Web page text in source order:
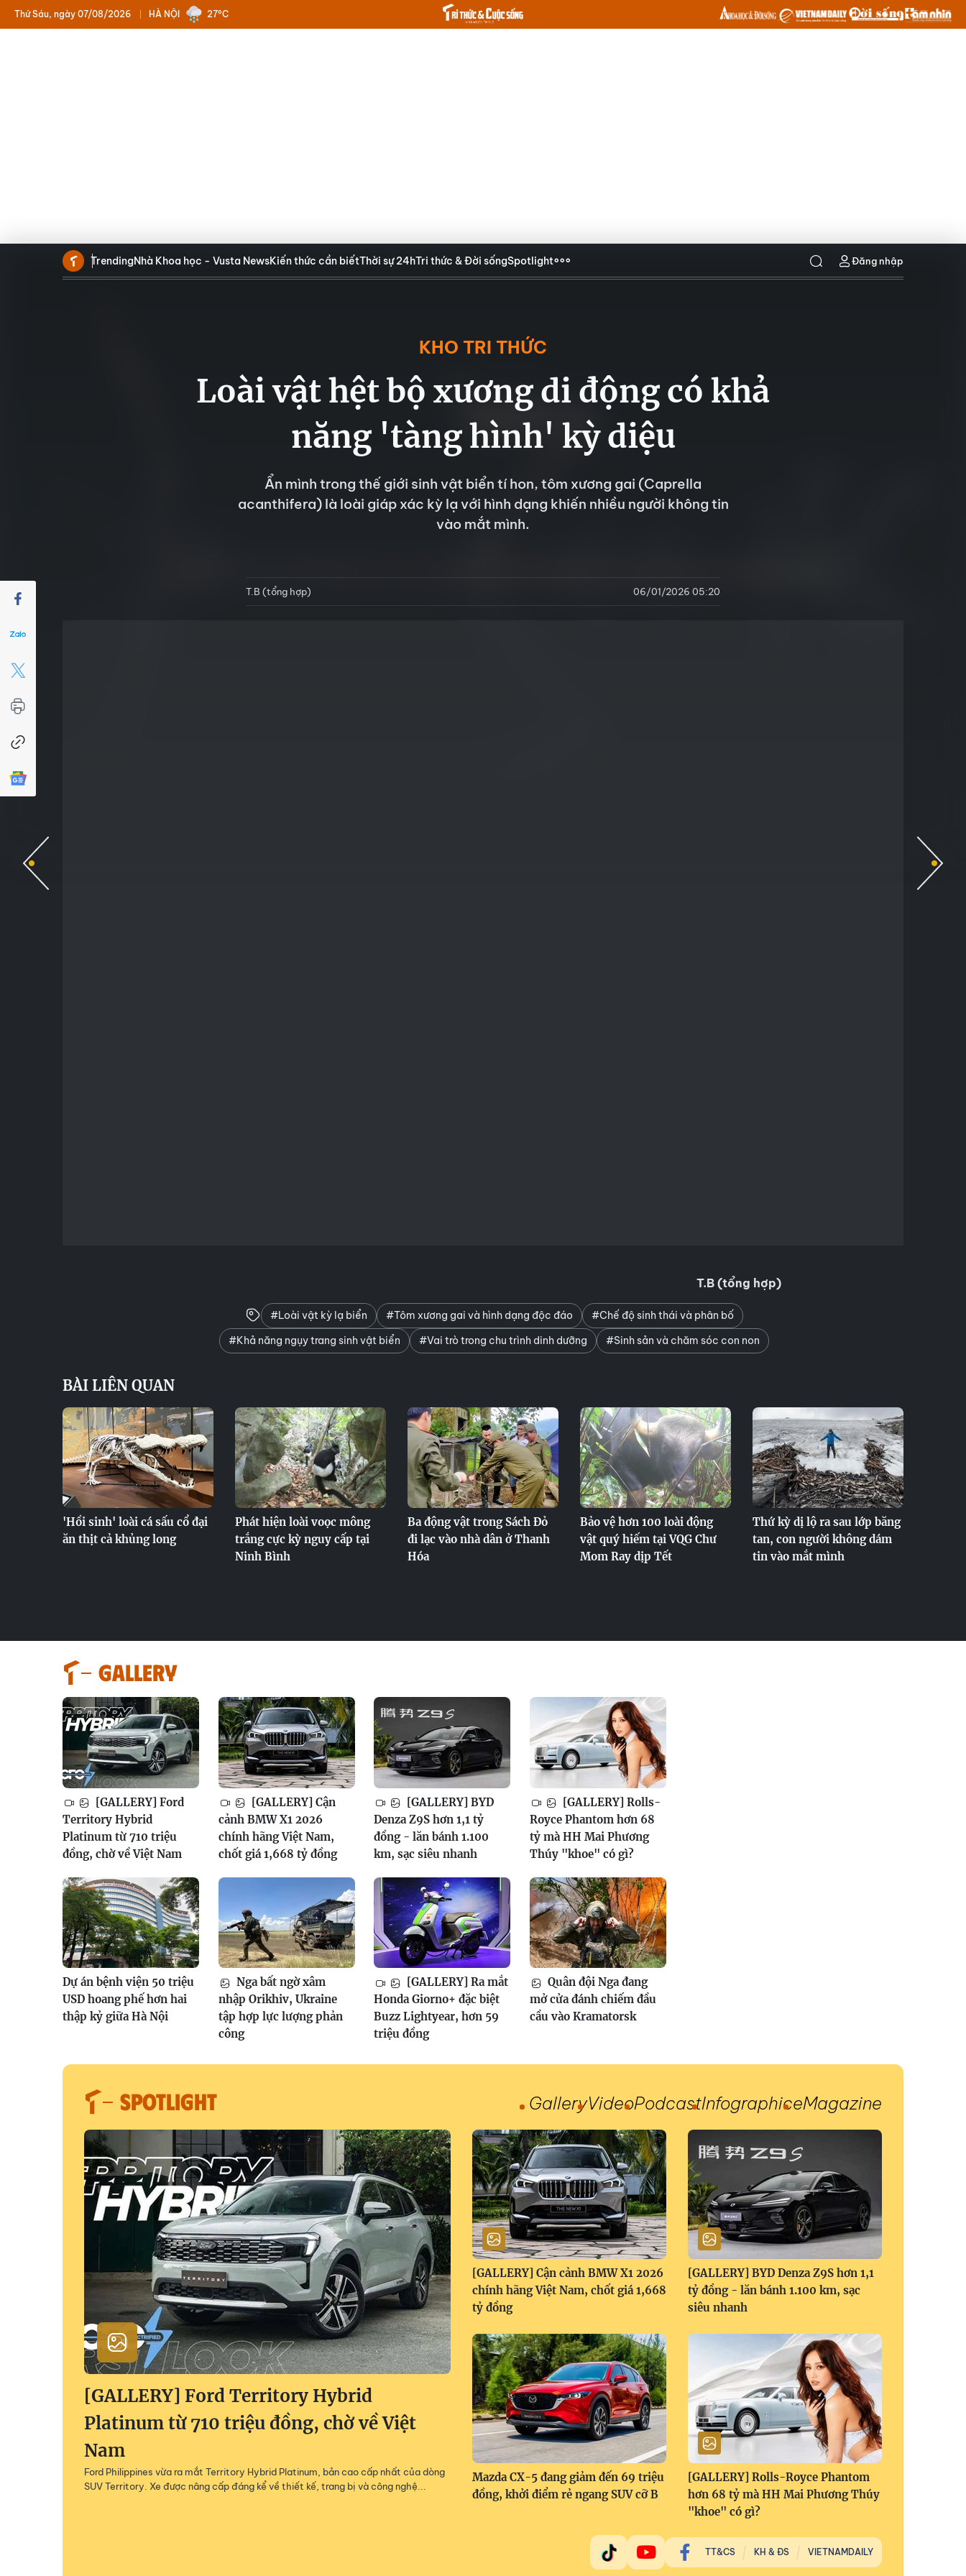
HÀ NỘI
Thứ Sáu, ngày 07/08/2026 27°C
TrendingNhà Khoa học - Vusta NewsKiến thức cần biếtThời sự 24hTri thức & Đời sốngSpotlight Đăng nhập
KHO TRI THỨC
Loài vật hệt bộ xương di động có khả
năng 'tàng hình' kỳ diệu
Ẩn mình trong thế giới sinh vật biển tí hon, tôm xương gai (Caprella
acanthifera) là loài giáp xác kỳ lạ với hình dạng khiến nhiều người không tin
vào mắt mình.
T.B (tổng hợp) 06/01/2026 05:20
T.B (tổng hợp)
#Loài vật kỳ lạ biển #Tôm xương gai và hình dạng độc đáo
#Chế độ sinh thái và phân bố
#Khả năng ngụy trang sinh vật biển
#Vai trò trong chu trình dinh dưỡng #Sinh sản và chăm sóc con non
BÀI LIÊN QUAN
'Hồi sinh' loài cá sấu cổ đại
ăn thịt cả khủng long
Phát hiện loài voọc mông
trắng cực kỳ nguy cấp tại
Ninh Bình
Ba động vật trong Sách Đỏ
đi lạc vào nhà dân ở Thanh
Hóa
Bảo vệ hơn 100 loài động
vật quý hiếm tại VQG Chư
Mom Ray dịp Tết
Thứ kỳ dị lộ ra sau lớp băng
tan, con người không dám
tin vào mắt mình
GALLERY
[GALLERY] Ford
Territory Hybrid
Platinum từ 710 triệu
đồng, chờ về Việt Nam
[GALLERY] Cận
cảnh BMW X1 2026
chính hãng Việt Nam,
chốt giá 1,668 tỷ đồng
[GALLERY] BYD
Denza Z9S hơn 1,1 tỷ
đồng - lăn bánh 1.100
km, sạc siêu nhanh
[GALLERY] Rolls-
Royce Phantom hơn 68
tỷ mà HH Mai Phương
Thúy "khoe" có gì?
Dự án bệnh viện 50 triệu
USD hoang phế hơn hai
thập kỷ giữa Hà Nội
Nga bất ngờ xâm
nhập Orikhiv, Ukraine
tập hợp lực lượng phản
công
[GALLERY] Ra mắt
Honda Giorno+ đặc biệt
Buzz Lightyear, hơn 59
triệu đồng
Quân đội Nga đang
mở cửa đánh chiếm đầu
cầu vào Kramatorsk
SPOTLIGHT GalleryVideoPodcastInfographiceMagazine
[GALLERY] Ford Territory Hybrid
Platinum từ 710 triệu đồng, chờ về Việt
Nam
Ford Philippines vừa ra mắt Territory Hybrid Platinum, bản cao cấp nhất của dòng
SUV Territory. Xe được nâng cấp đáng kể về thiết kế, trang bị và công nghệ...
[GALLERY] Cận cảnh BMW X1 2026
chính hãng Việt Nam, chốt giá 1,668
tỷ đồng
[GALLERY] BYD Denza Z9S hơn 1,1
tỷ đồng - lăn bánh 1.100 km, sạc
siêu nhanh
Mazda CX-5 đang giảm đến 69 triệu
đồng, khởi điểm rẻ ngang SUV cỡ B
[GALLERY] Rolls-Royce Phantom
hơn 68 tỷ mà HH Mai Phương Thúy
"khoe" có gì?
TT&CS KH & ĐS VIETNAMDAILY